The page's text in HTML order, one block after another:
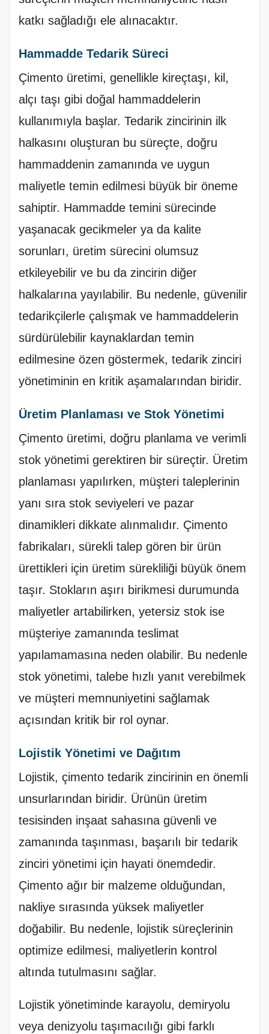
katkı sağladığı ele alınacaktır.
Hammadde Tedarik Süreci
Çimento üretimi, genellikle kireçtaşı, kil,
alçı taşı gibi doğal hammaddelerin
kullanımıyla başlar. Tedarik zincirinin ilk
halkasını oluşturan bu süreçte, doğru
hammaddenin zamanında ve uygun
maliyetle temin edilmesi büyük bir öneme
sahiptir. Hammadde temini sürecinde
yaşanacak gecikmeler ya da kalite
sorunları, üretim sürecini olumsuz
etkileyebilir ve bu da zincirin diğer
halkalarına yayılabilir. Bu nedenle, güvenilir
tedarikçilerle çalışmak ve hammaddelerin
sürdürülebilir kaynaklardan temin
edilmesine özen göstermek, tedarik zinciri
yönetiminin en kritik aşamalarından biridir.
Üretim Planlaması ve Stok Yönetimi
Çimento üretimi, doğru planlama ve verimli
stok yönetimi gerektiren bir süreçtir. Üretim
planlaması yapılırken, müşteri taleplerinin
yanı sıra stok seviyeleri ve pazar
dinamikleri dikkate alınmalıdır. Çimento
fabrikaları, sürekli talep gören bir ürün
ürettikleri için üretim sürekliliği büyük önem
taşır. Stokların aşırı birikmesi durumunda
maliyetler artabilirken, yetersiz stok ise
müşteriye zamanında teslimat
yapılamamasına neden olabilir. Bu nedenle
stok yönetimi, talebe hızlı yanıt verebilmek
ve müşteri memnuniyetini sağlamak
açısından kritik bir rol oynar.
Lojistik Yönetimi ve Dağıtım
Lojistik, çimento tedarik zincirinin en önemli
unsurlarından biridir. Ürünün üretim
tesisinden inşaat sahasına güvenli ve
zamanında taşınması, başarılı bir tedarik
zinciri yönetimi için hayati önemdedir.
Çimento ağır bir malzeme olduğundan,
nakliye sırasında yüksek maliyetler
doğabilir. Bu nedenle, lojistik süreçlerinin
optimize edilmesi, maliyetlerin kontrol
altında tutulmasını sağlar.
Lojistik yönetiminde karayolu, demiryolu
veya denizyolu taşımacılığı gibi farklı